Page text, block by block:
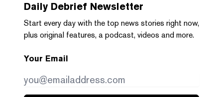
Daily Debrief Newsletter
Start every day with the top news stories right now,
plus original features, a podcast, videos and more.
Your Email